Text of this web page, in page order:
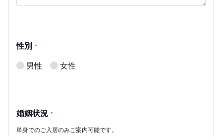
性別 *
男性 女性
婚姻状況 *
単身でのご入居のみご案内可能です。